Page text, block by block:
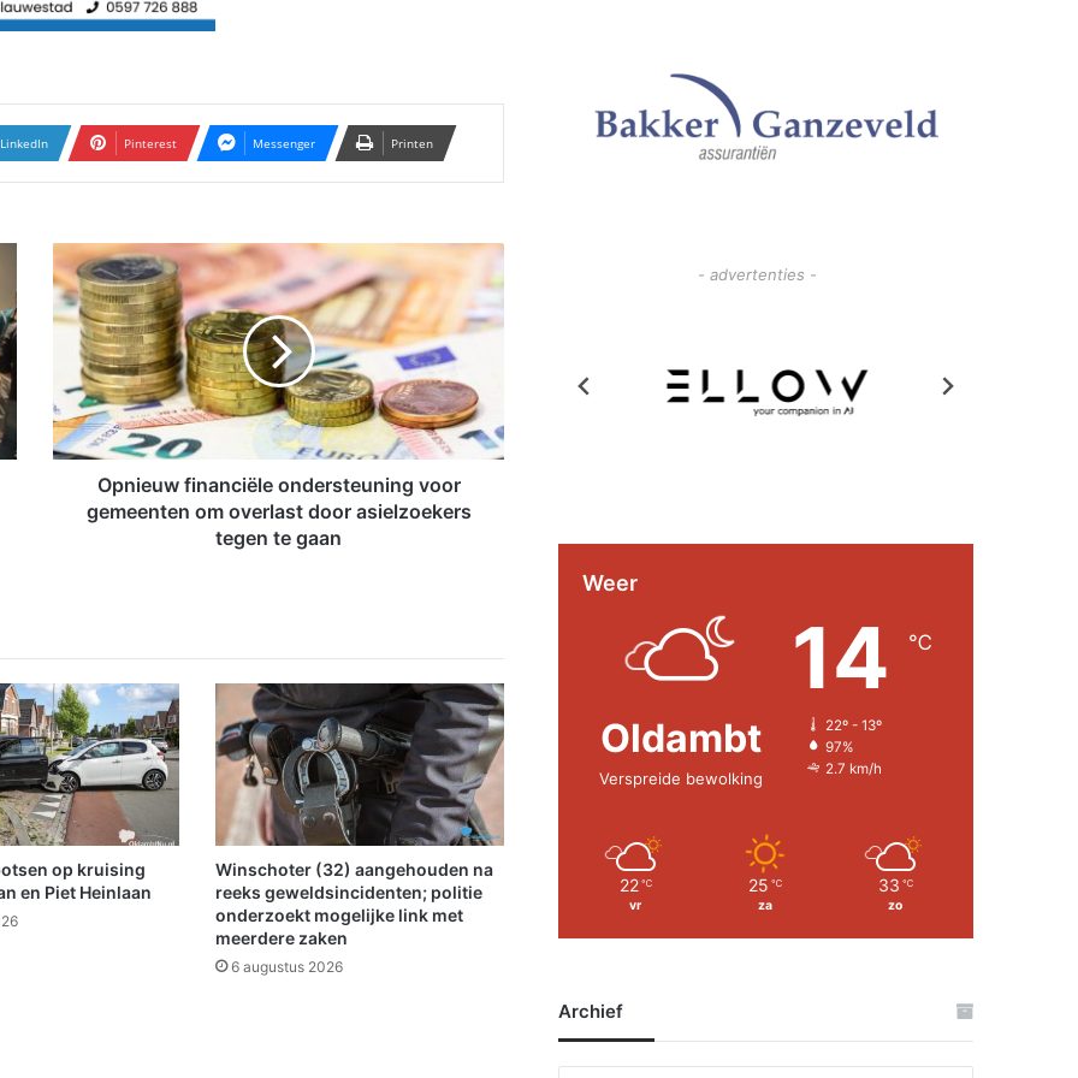
LinkedIn Pinterest Messenger Printen
p
n
i
w
f
i
e
o
n
d
e
r
s
t
u
Opnieuw financiële ondersteuning voor
gemeenten om overlast door asielzoekers
tegen te gaan
op kruising
en Piet Heinlaan
Winschoter (32) aangehouden na
reeks geweldsincidenten; politie
onderzoekt mogelijke link met
meerdere zaken
6 augustus 2026
- advertenties -
Weer
Oldambt
Verspreide bewolking
14 ℃
22º - 13º
97%
2.7 km/h
22 ℃
vr
25 ℃
za
33 ℃
zo
Archief